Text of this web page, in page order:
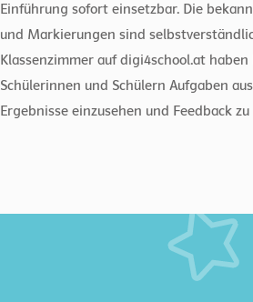
Einführung sofort einsetzbar. Die
und Markierungen sind
Klassenzimmer auf digi4school.at
Schülerinnen und Schülern Aufgaben
Ergebnisse einzusehen und Feedback